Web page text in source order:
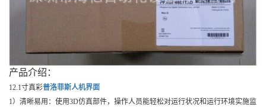
产品介绍：
12.1寸真彩普洛菲斯人机界面
1）清晰易用：使用3D仿真部件，操作人员能轻松对运行状况和运行环境实施监